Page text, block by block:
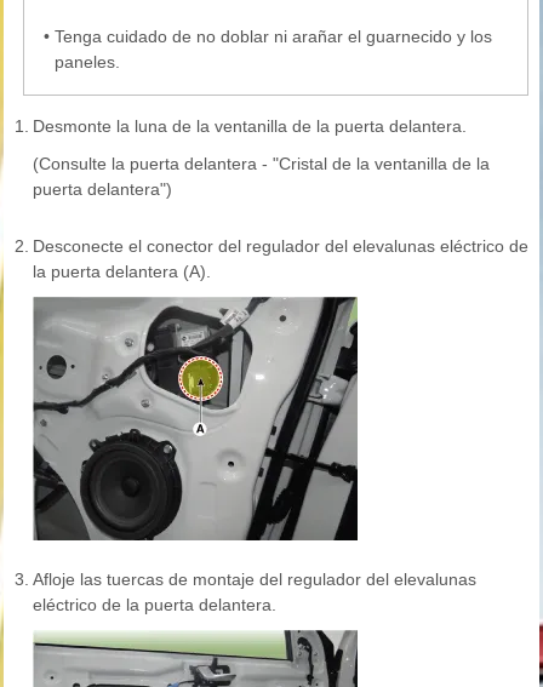
• Tenga cuidado de no doblar ni arañar el guarnecido y los
paneles.
1.
Desmonte la luna de la ventanilla de la puerta delantera.
(Consulte la puerta delantera - "Cristal de la ventanilla de la
puerta delantera")
2. Desconecte el conector del regulador del elevalunas eléctrico de
la puerta delantera (A).
3. Afloje las tuercas de montaje del regulador del elevalunas
eléctrico de la puerta delantera.